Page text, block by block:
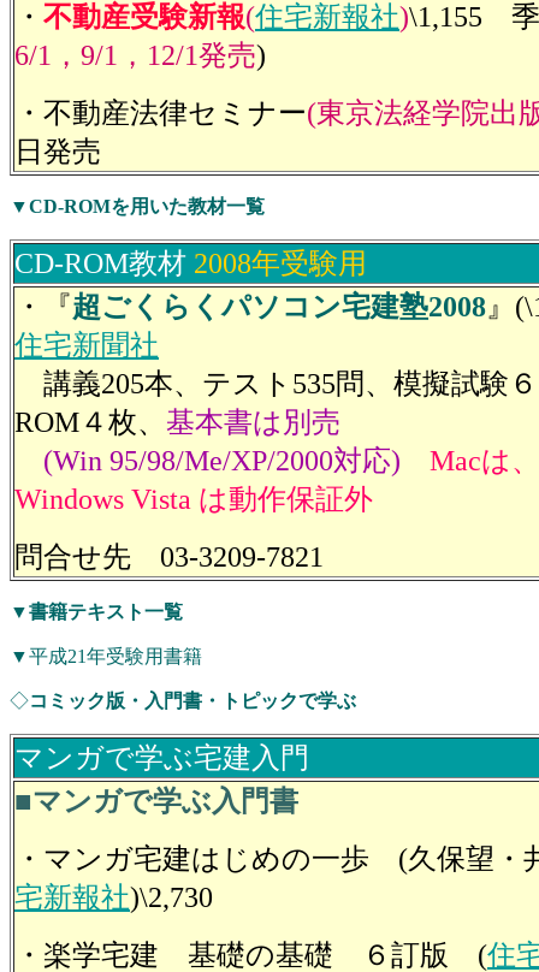
・ 不動産受験新報(住宅新報社)\1,155
6/1，9/1，12/1発売)
・不動産法律セミナー(東京法経学院出
日発売
▼CD-ROMを用いた教材一覧
CD-ROM教材 2008年受験用
・『超ごくらくパソコン宅建塾2008 』
住宅新聞社
講義205本、テスト535問、模擬試験
ROM４枚、 基本書は別売
(Win 95/98/Me/XP/2000対応)
Macは
Windows Vista は動作保証外
問合せ先 03-3209-7821
▼書籍テキスト一覧
▼平成21年受験用書籍
◇コミック版・入門書・トピックで学ぶ
マンガで学ぶ宅建入門
■マンガで学ぶ入門書
・マンガ宅建はじめの一歩 (久保望・
宅新報社)\2,730
・楽学宅建 基礎の基礎 ６訂版 (住